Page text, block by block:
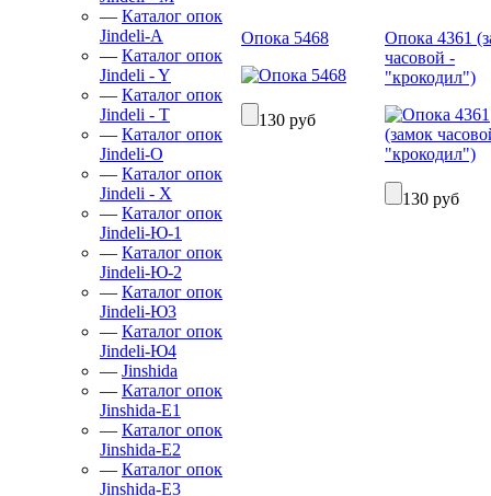
— Каталог опок
Jindeli-А
— Каталог опок
Jindeli - Y
— Каталог опок
Jindeli - Т
— Каталог опок
Jindeli-О
— Каталог опок
Jindeli - X
— Каталог опок
Jindeli-Ю-1
— Каталог опок
Jindeli-Ю-2
— Каталог опок
Jindeli-Ю3
— Каталог опок
Jindeli-Ю4
— Jinshida
— Каталог опок
Jinshida-Е1
— Каталог опок
Jinshida-Е2
— Каталог опок
Jinshida-Е3
Опока 5468
130 руб
Опока 4361
часовой -
"крокодил")
130 руб